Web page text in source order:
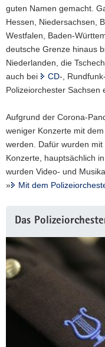
guten Namen gemacht.
Hessen, Niedersachsen,
Westfalen, Baden-
deutsche Grenze hinaus
Niederlanden, die
auch bei
CD-,
Polizeiorchester Sachsen
Aufgrund der Corona-
weniger Konzerte mit
werden. Dafür wurden
Konzerte, hauptsächlich
wurden Video- und
»
Mit dem
Information
Das